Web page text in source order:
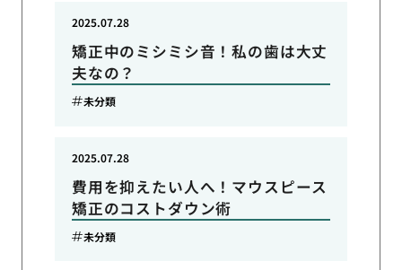
矯正中のミシミシ音！私の歯は大丈
夫なの？
2025.07.28
未分類
費用を抑えたい人へ！マウスピース
矯正のコストダウン術
2025.07.28
未分類